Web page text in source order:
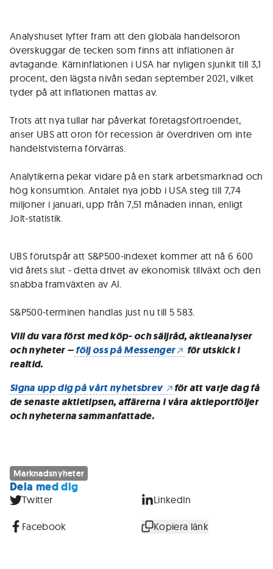
Analyshuset lyfter fram att den globala handelsoron
överskuggar de tecken som finns att inflationen är
avtagande. Kärninflationen i USA har nyligen sjunkit till 3,1
procent, den lägsta nivån sedan september 2021, vilket
tyder på att inflationen mattas av.
Trots att nya tullar har påverkat företagsförtroendet,
anser UBS att oron för recession är överdriven om inte
handelstvisterna förvärras.
Analytikerna pekar vidare på en stark arbetsmarknad och
hög konsumtion. Antalet nya jobb i USA steg till 7,74
miljoner i januari, upp från 7,51 månaden innan, enligt
Jolt-statistik.
UBS förutspår att S&P500-indexet kommer att nå 6 600
vid årets slut - detta drivet av ekonomisk tillväxt och den
snabba framväxten av AI.
S&P500-terminen handlas just nu till 5 583.
Vill du vara först med köp- och säljråd, aktieanalyser
och nyheter –följ oss på Messenger
för utskick i
realtid.
Signa upp dig på vårt nyhetsbrev
för att varje dag få
de senaste aktietipsen, affärerna i våra aktieportföljer
och nyheterna sammanfattade.
Marknadsnyheter
Dela med dig
Twitter LinkedIn
Facebook Kopiera länk